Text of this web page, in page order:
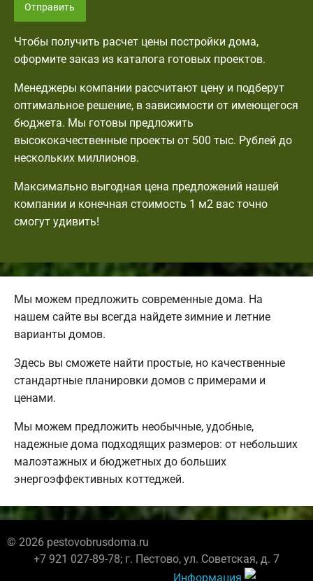
Отправить
Чтобы получить расчет цены постройки дома,
оформите заказ из каталога готовых проектов.
Менеджеры компании рассчитают цену и подберут
оптимальное решение, в зависимости от имеющегося
бюджета. Мы готовы предложить
высококачественные проекты от 500 тыс. Рублей до
нескольких миллионов.
Максимально выгодная цена предложений нашей
компании и конечная стоимость 1 м2 вас точно
смогут удивить!
Мы можем предложить современные дома. На
нашем сайте вы всегда найдете зимние и летние
варианты домов.
Здесь вы сможете найти простые, но качественные
стандартные планировки домов с примерами и
ценами.
Мы можем предложить необычные, удобные,
надежные дома подходящих размеров: от небольших
малоэтажных и бюджетных до больших
энергоэффективных коттеджей.
© 2026 pestovobrusdoma.ru
+7 921 027-89-78; г. Пестово, ул. Советская, д. 7
Информация